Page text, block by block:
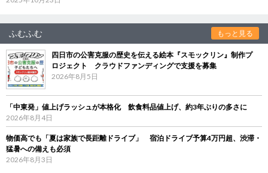
ふむふむ もっと見る
四日市の公害克服の歴史を伝える絵本『スモックリン』制作プ
ロジェクト クラウドファンディングで支援を募集
2026年8月5日
「中東発」値上げラッシュが本格化 飲食料品値上げ、約3年ぶりの多さに
2026年8月4日
物価高でも「夏は家族で長距離ドライブ」 宿泊ドライブ予算4万円超、渋滞・
猛暑への備えも必須
2026年8月3日